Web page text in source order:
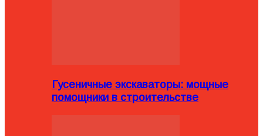
Гусеничные экскаваторы: мощные
помощники в строительстве